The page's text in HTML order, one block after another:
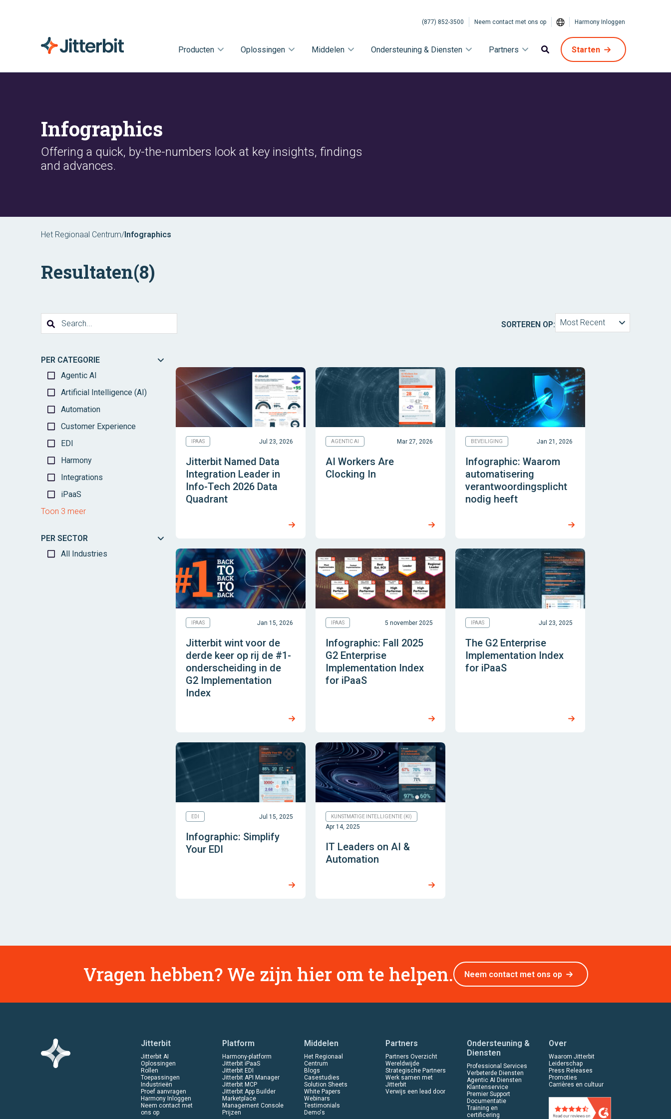
(877) 852-3500 Neem contact met ons op Harmony Inloggen
Producten Oplossingen Middelen Ondersteuning & Diensten Partners Starten
Infographics
Offering a quick, by-the-numbers look at key insights, findings
and advances.
Het Regionaal Centrum/Infographics
Resultaten(8)
SORTEREN OP: Most Recent
PER CATEGORIE
Agentic AI
Artificial Intelligence (AI)
Automation
Customer Experience
EDI
Harmony
Integrations
iPaaS
Toon 3 meer
PER SECTOR
All Industries
IPAAS Jul 23, 2026
Jitterbit Named Data
Integration Leader in
Info-Tech 2026 Data
Quadrant
AGENTIC AI Mar 27, 2026
AI Workers Are
Clocking In
BEVEILIGING Jan 21, 2026
Infographic: Waarom
automatisering
verantwoordingsplicht
nodig heeft
IPAAS Jan 15, 2026
Jitterbit wint voor de
derde keer op rij de #1-
onderscheiding in de
G2 Implementation
Index
IPAAS 5 november 2025
Infographic: Fall 2025
G2 Enterprise
Implementation Index
for iPaaS
IPAAS Jul 23, 2025
The G2 Enterprise
Implementation Index
for iPaaS
EDI Jul 15, 2025
Infographic: Simplify
Your EDI
KUNSTMATIGE INTELLIGENTIE (KI)
Apr 14, 2025
IT Leaders on AI &
Automation
Vragen hebben? We zijn hier om te helpen. Neem contact met ons op
Jitterbit
Jitterbit AI
Oplossingen
Rollen
Toepassingen
Industrieën
Proef aanvragen
Harmony Inloggen
Neem contact met
ons op
Platform
Harmony-platform
Jitterbit iPaaS
Jitterbit EDI
Jitterbit API Manager
Jitterbit MCP
Jitterbit App Builder
Marketplace
Management Console
Prijzen
Middelen
Het Regionaal
Centrum
Blogs
Casestudies
Solution Sheets
White Papers
Webinars
Testimonials
Demo's
Partners
Partners Overzicht
Wereldwijde
Strategische Partners
Werk samen met
Jitterbit
Verwijs een lead door
Ondersteuning &
Diensten
Professional Services
Verbeterde Diensten
Agentic AI Diensten
Klantenservice
Premier Support
Documentatie
Training en
certificering
Over
Waarom Jitterbit
Leiderschap
Press Releases
Promoties
Carrières en cultuur